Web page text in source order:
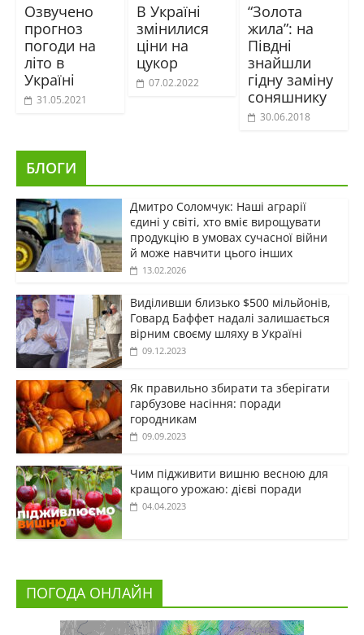
Озвучено
прогноз
погоди на
літо в
Україні
31.05.2021
В Україні
змінилися
ціни на
цукор
07.02.2022
“Золота
жила”: на
Півдні
знайшли
гідну заміну
соняшнику
30.06.2018
БЛОГИ
Дмитро Соломчук: Наші аграрії
єдині у світі, хто вміє вирощувати
продукцію в умовах сучасної війни
й може навчити цього інших
13.02.2026
Виділивши близько $500 мільйонів,
Говард Баффет надалі залишається
вірним своєму шляху в Україні
09.12.2023
Як правильно збирати та зберігати
гарбузове насіння: поради
городникам
09.09.2023
Чим підживити вишню весною для
кращого урожаю: дієві поради
04.04.2023
ПОГОДА ОНЛАЙН